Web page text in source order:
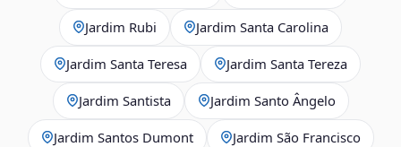
Jardim Rubi Jardim Santa Carolina
Jardim Santa Teresa Jardim Santa Tereza
Jardim Santista Jardim Santo Ângelo
Jardim Santos Dumont Jardim São Francisco